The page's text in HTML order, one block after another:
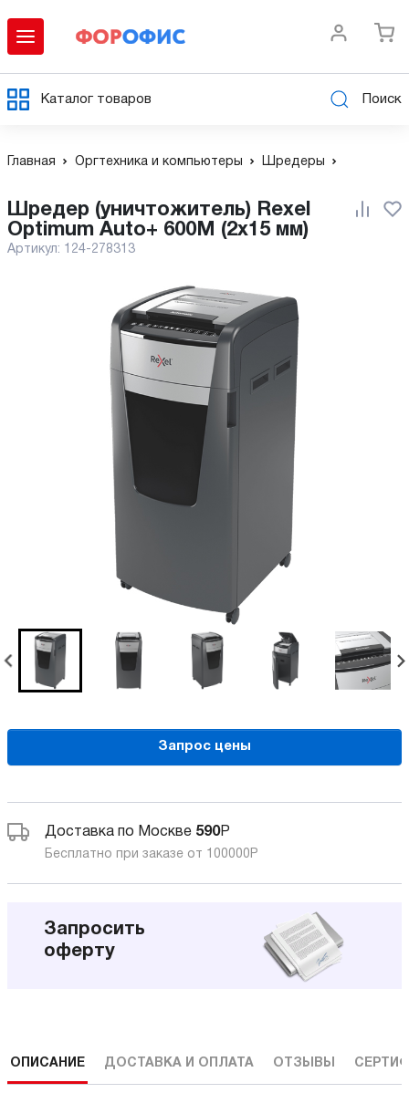
Каталог товаров Поиск
Главная Оргтехника и компьютеры Шредеры
Шредер (уничтожитель) Rexel
Optimum Auto+ 600M (2x15 мм)
Артикул: 124-278313
Запрос цены
Доставка по Москве 590Р
Бесплатно при заказе от 100000 Р
Запросить
оферту
ОПИСАНИЕ ДОСТАВКА И ОПЛАТА ОТЗЫВЫ